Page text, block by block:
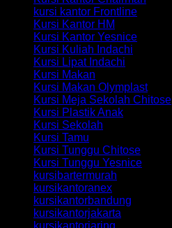
kursi kantor Frontline
Kursi Kantor HM
Kursi Kantor Yesnice
Kursi Kuliah Indachi
Kursi Lipat Indachi
Kursi Makan
Kursi Makan Olymplast
Kursi Meja Sekolah Chitose
Kursi Plastik Anak
Kursi Sekolah
Kursi Tamu
Kursi Tunggu Chitose
Kursi Tunggu Yesnice
kursibartermurah
kursikantoranex
kursikantorbandung
kursikantorjakarta
kursikantorjaring